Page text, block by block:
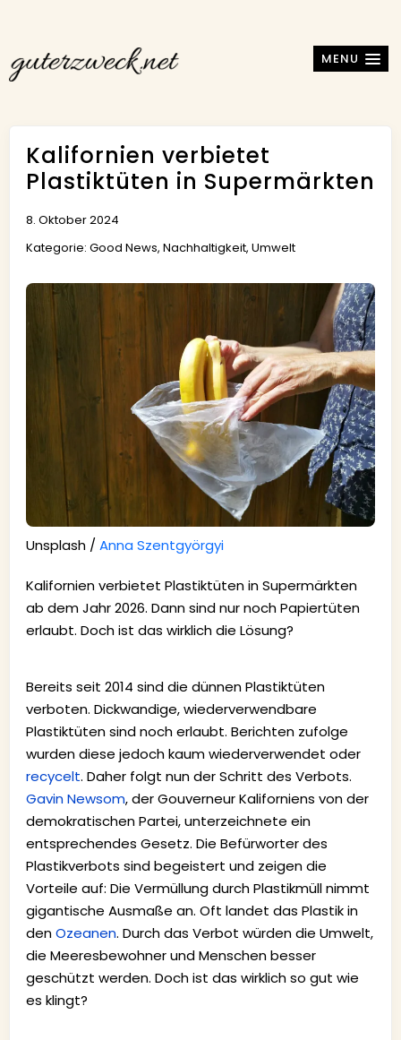
MENU
Kalifornien verbietet
Plastiktüten in Supermärkten
8. Oktober 2024
Kategorie: Good News, Nachhaltigkeit, Umwelt
Unsplash /Anna Szentgyörgyi
Kalifornien verbietet Plastiktüten in Supermärkten
ab dem Jahr 2026. Dann sind nur noch Papiertüten
erlaubt. Doch ist das wirklich die Lösung?
Bereits seit 2014 sind die dünnen Plastiktüten
verboten. Dickwandige, wiederverwendbare
Plastiktüten sind noch erlaubt. Berichten zufolge
wurden diese jedoch kaum wiederverwendet oder
recycelt. Daher folgt nun der Schritt des Verbots.
Gavin Newsom, der Gouverneur Kaliforniens von der
demokratischen Partei, unterzeichnete ein
entsprechendes Gesetz. Die Befürworter des
Plastikverbots sind begeistert und zeigen die
Vorteile auf: Die Vermüllung durch Plastikmüll nimmt
gigantische Ausmaße an. Oft landet das Plastik in
denOzeanen. Durch das Verbot würden die Umwelt,
die Meeresbewohner und Menschen besser
geschützt werden. Doch ist das wirklich so gut wie
es klingt?